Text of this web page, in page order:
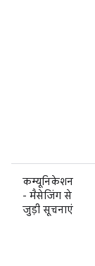
कम्यूनिकेशन
- मैसेजिंग से
जुड़ी सूचनाएं